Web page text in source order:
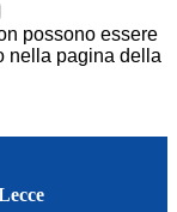
possono essere
nella pagina della